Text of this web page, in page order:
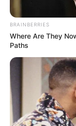
BRAINBERRIES
Where Are They
Paths